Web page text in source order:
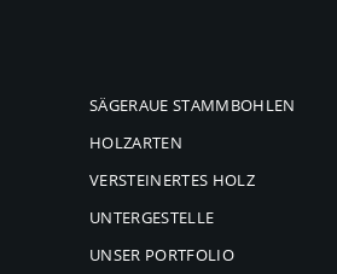
SÄGERAUE STAMMBOHLEN
HOLZARTEN
VERSTEINERTES HOLZ
UNTERGESTELLE
UNSER PORTFOLIO